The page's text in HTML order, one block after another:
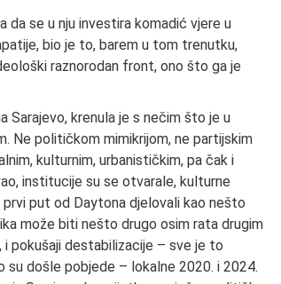
da se u nju investira komadić vjere u
bio je to, barem u tom trenutku,
raznorodan front, ono što ga je
Sarajevo, krenula je s nečim što je u
Ne političkom mimikrijom, ne partijskim
kulturnim, urbanističkim, pa čak i
institucije su se otvarale, kulturne
put od Daytona djelovali kao nešto
može biti nešto drugo osim rata drugim
pokušaji destabilizacije – sve je to
došle pobjede – lokalne 2020. i 2024.